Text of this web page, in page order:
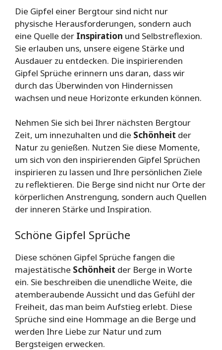
Die Gipfel einer Bergtour sind nicht nur
physische Herausforderungen, sondern auch
eine Quelle der Inspiration und Selbstreflexion.
Sie erlauben uns, unsere eigene Stärke und
Ausdauer zu entdecken. Die inspirierenden
Gipfel Sprüche erinnern uns daran, dass wir
durch das Überwinden von Hindernissen
wachsen und neue Horizonte erkunden können.
Nehmen Sie sich bei Ihrer nächsten Bergtour
Zeit, um innezuhalten und die Schönheit der
Natur zu genießen. Nutzen Sie diese Momente,
um sich von den inspirierenden Gipfel Sprüchen
inspirieren zu lassen und Ihre persönlichen Ziele
zu reflektieren. Die Berge sind nicht nur Orte der
körperlichen Anstrengung, sondern auch Quellen
der inneren Stärke und Inspiration.
Schöne Gipfel Sprüche
Diese schönen Gipfel Sprüche fangen die
majestätische Schönheit der Berge in Worte
ein. Sie beschreiben die unendliche Weite, die
atemberaubende Aussicht und das Gefühl der
Freiheit, das man beim Aufstieg erlebt. Diese
Sprüche sind eine Hommage an die Berge und
werden Ihre Liebe zur Natur und zum
Bergsteigen erwecken.